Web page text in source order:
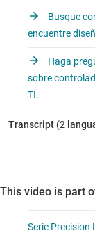
Busque
encuentre
Haga
sobre
TI.
This video is part
Serie Precision